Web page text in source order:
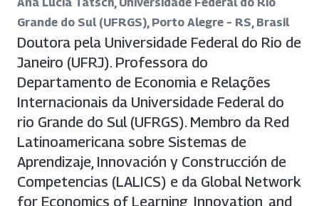
Grande do Sul (UFRGS), Porto Alegre – RS, Brasil
Doutora pela Universidade Federal do Rio de
Janeiro (UFRJ). Professora do
Departamento de Economia e Relações
Internacionais da Universidade Federal do
rio Grande do Sul (UFRGS). Membro da Red
Latinoamericana sobre Sistemas de
Aprendizaje, Innovación y Construcción de
Competencias (LALICS) e da Global Network
for Economics of Learning, Innovation, and